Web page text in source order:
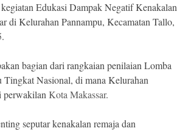
Edukasi Dampak Negatif Kenakalan
di Kelurahan Pannampu, Kecamatan Tallo,
bagian dari rangkaian penilaian Lomba
Tingkat Nasional, di mana Kelurahan
perwakilanKota Makassar.
seputar kenakalan remaja dan